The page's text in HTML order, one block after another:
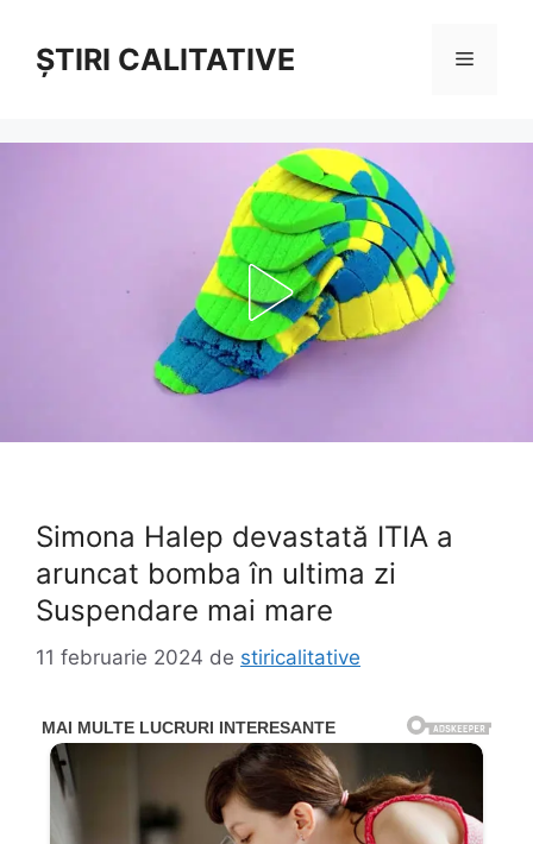
conținutȘTIRI CALITATIVE Meniu
Simona Halep devastată ITIA a
aruncat bomba în ultima zi
Suspendare mai mare
11 februarie 2024 de stiricalitative